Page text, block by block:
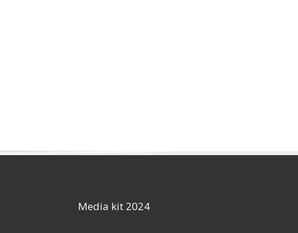
Media kit 2024